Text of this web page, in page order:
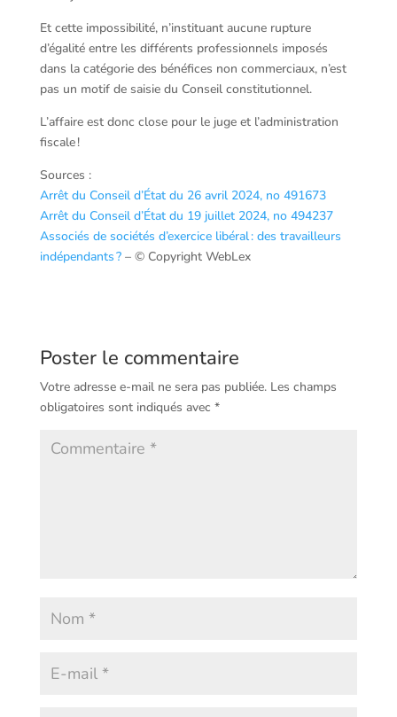
Et cette impossibilité, n’instituant aucune rupture
d’égalité entre les différents professionnels imposés
dans la catégorie des bénéfices non commerciaux, n’est
pas un motif de saisie du Conseil constitutionnel.
L’affaire est donc close pour le juge et l’administration
fiscale !
Sources :
Arrêt du Conseil d’État du 26 avril 2024, no 491673
Arrêt du Conseil d’État du 19 juillet 2024, no 494237
Associés de sociétés d’exercice libéral : des travailleurs
indépendants ? – © Copyright WebLex
Poster le commentaire
Votre adresse e-mail ne sera pas publiée. Les champs
obligatoires sont indiqués avec *